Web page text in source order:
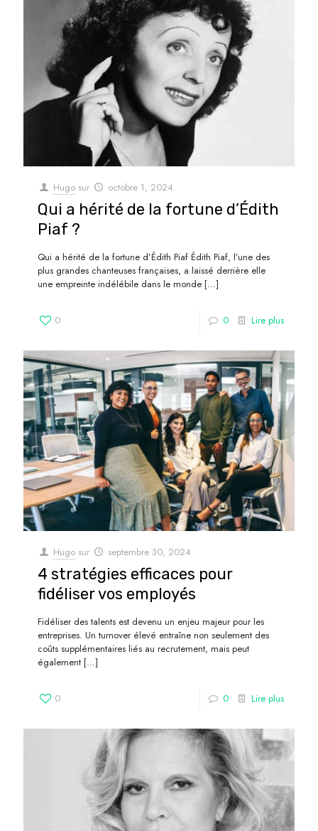
Hugo sur octobre 1, 2024
Qui a hérité de la fortune d’Édith
Piaf ?
Qui a hérité de la fortune d’Édith Piaf Édith Piaf, l’une des
plus grandes chanteuses françaises, a laissé derrière elle
une empreinte indélébile dans le monde […]
0 0 Lire plus
Hugo sur septembre 30, 2024
4 stratégies efficaces pour
fidéliser vos employés
Fidéliser des talents est devenu un enjeu majeur pour les
entreprises. Un turnover élevé entraîne non seulement des
coûts supplémentaires liés au recrutement, mais peut
également […]
0 0 Lire plus